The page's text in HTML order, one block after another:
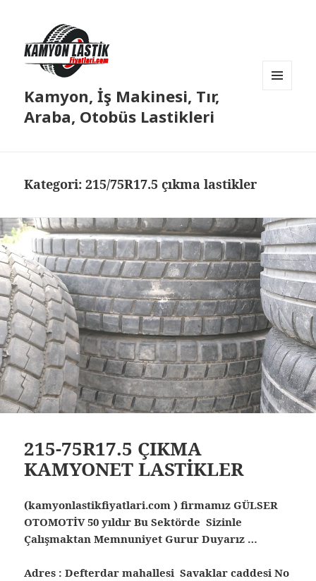
Kamyon, İş Makinesi, Tır,
Araba, Otobüs Lastikleri
Kategori:215/75R17.5 çıkma lastikler
215-75R17.5 ÇIKMA
KAMYONET LASTİKLER
(kamyonlastikfiyatlari.com ) firmamız GÜLSER
OTOMOTİV 50 yıldır Bu Sektörde Sizinle
Çalışmaktan Memnuniyet Gurur Duyarız …
Adres : Defterdar mahallesi Savaklar caddesi No